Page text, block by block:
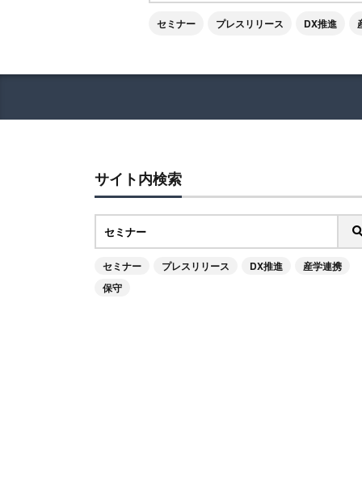
セミナー プレスリリース DX推進
サイト内検索
セミナー プレスリリース DX推進
産学連携
保守